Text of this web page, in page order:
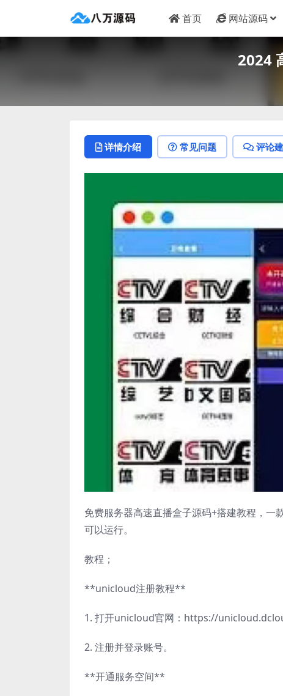
首页 网站源码
2024
详情介绍 常见问题 评论
免费服务器高速直播盒子源码+搭建教程，
可以运行。
教程；
**unicloud注册教程**
1. 打开unicloud官网：https://
2. 注册并登录账号。
**开通服务空间**